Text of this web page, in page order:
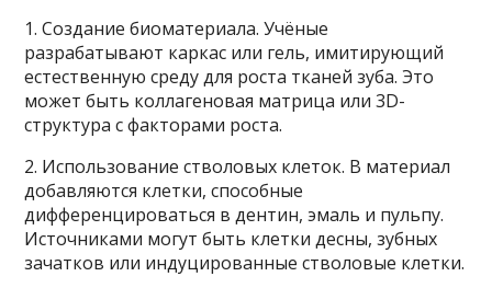
1. Создание биоматериала. Учёные
разрабатывают каркас или гель, имитирующий
естественную среду для роста тканей зуба. Это
может быть коллагеновая матрица или 3D-
структура с факторами роста.
2. Использование стволовых клеток. В материал
добавляются клетки, способные
дифференцироваться в дентин, эмаль и пульпу.
Источниками могут быть клетки десны, зубных
зачатков или индуцированные стволовые клетки.